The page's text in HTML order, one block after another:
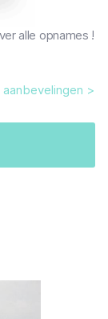
alle opnames !
aanbevelingen >